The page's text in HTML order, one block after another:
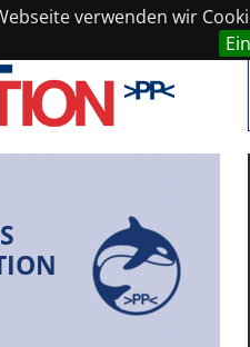
verwenden wir